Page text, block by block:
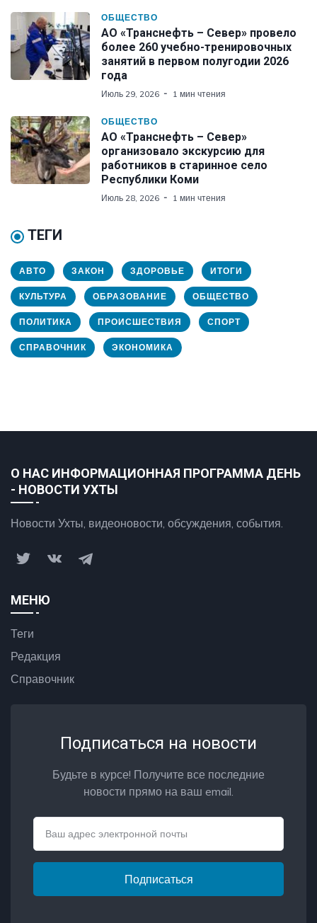
ОБЩЕСТВО
АО «Транснефть – Север» провело
более 260 учебно-тренировочных
занятий в первом полугодии 2026
года
Июль 29, 2026 1 мин чтения
ОБЩЕСТВО
АО «Транснефть – Север»
организовало экскурсию для
работников в старинное село
Республики Коми
Июль 28, 2026 1 мин чтения
ТЕГИ
АВТО ЗАКОН ЗДОРОВЬЕ ИТОГИ
КУЛЬТУРА ОБРАЗОВАНИЕ ОБЩЕСТВО
ПОЛИТИКА ПРОИСШЕСТВИЯ СПОРТ
СПРАВОЧНИК ЭКОНОМИКА
О НАС ИНФОРМАЦИОННАЯ ПРОГРАММА ДЕНЬ
- НОВОСТИ УХТЫ
Новости Ухты, видеоновости, обсуждения, события.
МЕНЮ
Теги
Редакция
Справочник
Подписаться на новости
Будьте в курсе! Получите все последние
новости прямо на ваш email.
Подписаться